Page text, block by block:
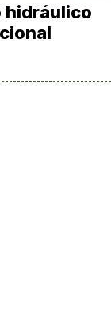
hidráulico